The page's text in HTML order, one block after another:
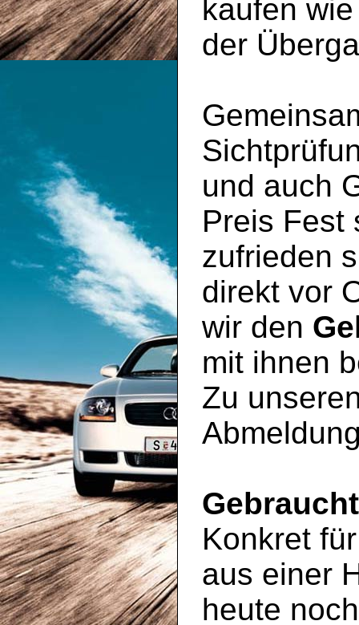
kaufen
der
und auch
Preis Fest
zufrieden
direkt vor
wir den
mit ihnen
Zu
Konkret
aus einer
heute